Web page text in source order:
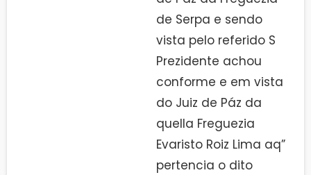
de Serpa e sendo
vista pelo referido S
Prezidente achou
conforme e em vista
do Juiz de Páz da
quella Freguezia
Evaristo Roiz Lima aq”
pertencia o dito